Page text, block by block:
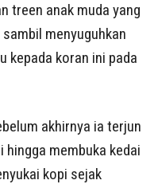
treen anak muda yang
menyuguhkan
kepada koran ini pada
akhirnya ia terjun
hingga membuka kedai
kopi sejak